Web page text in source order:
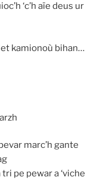
‘c’h aïe deus ur
kamionoù bihan…
marc’h gante
pe pewar a ‘viche